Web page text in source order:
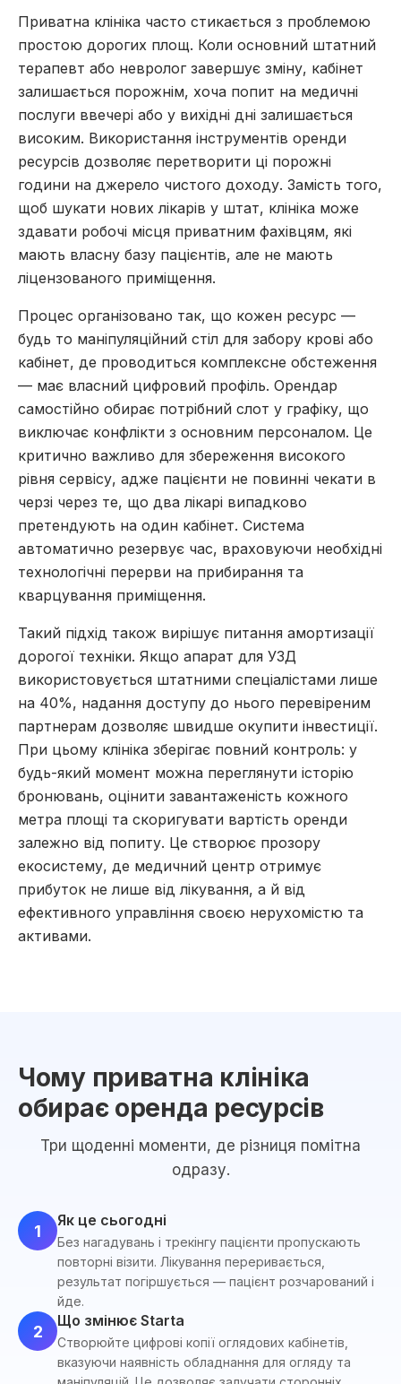
Приватна клініка часто стикається з проблемою
простою дорогих площ. Коли основний штатний
терапевт або невролог завершує зміну, кабінет
залишається порожнім, хоча попит на медичні
послуги ввечері або у вихідні дні залишається
високим. Використання інструментів оренди
ресурсів дозволяє перетворити ці порожні
години на джерело чистого доходу. Замість того,
щоб шукати нових лікарів у штат, клініка може
здавати робочі місця приватним фахівцям, які
мають власну базу пацієнтів, але не мають
ліцензованого приміщення.
Процес організовано так, що кожен ресурс —
будь то маніпуляційний стіл для забору крові або
кабінет, де проводиться комплексне обстеження
— має власний цифровий профіль. Орендар
самостійно обирає потрібний слот у графіку, що
виключає конфлікти з основним персоналом. Це
критично важливо для збереження високого
рівня сервісу, адже пацієнти не повинні чекати в
черзі через те, що два лікарі випадково
претендують на один кабінет. Система
автоматично резервує час, враховуючи необхідні
технологічні перерви на прибирання та
кварцування приміщення.
Такий підхід також вирішує питання амортизації
дорогої техніки. Якщо апарат для УЗД
використовується штатними спеціалістами лише
на 40%, надання доступу до нього перевіреним
партнерам дозволяє швидше окупити інвестиції.
При цьому клініка зберігає повний контроль: у
будь-який момент можна переглянути історію
бронювань, оцінити завантаженість кожного
метра площі та скоригувати вартість оренди
залежно від попиту. Це створює прозору
екосистему, де медичний центр отримує
прибуток не лише від лікування, а й від
ефективного управління своєю нерухомістю та
активами.
Чому приватна клініка
обирає оренда ресурсів
Три щоденні моменти, де різниця помітна
одразу.
1
Як це сьогодні
Без нагадувань і трекінгу пацієнти пропускають
повторні візити. Лікування переривається,
результат погіршується — пацієнт розчарований і
йде.
2
Що змінює Starta
Створюйте цифрові копії оглядових кабінетів,
вказуючи наявність обладнання для огляду та